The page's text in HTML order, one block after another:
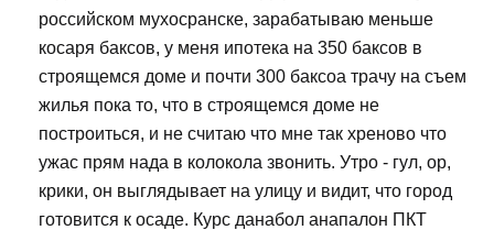
российском мухосранске, зарабатываю меньше
косаря баксов, у меня ипотека на 350 баксов в
строящемся доме и почти 300 баксоа трачу на съем
жилья пока то, что в строящемся доме не
построиться, и не считаю что мне так хреново что
ужас прям нада в колокола звонить. Утро - гул, ор,
крики, он выглядывает на улицу и видит, что город
готовится к осаде. Курс данабол анапалон ПКТ